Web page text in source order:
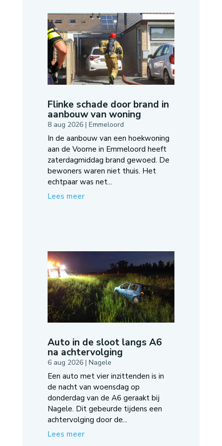
Flinke schade door brand in
aanbouw van woning
8 aug 2026| Emmeloord
In de aanbouw van een hoekwoning
aan de Voorne in Emmeloord heeft
zaterdagmiddag brand gewoed. De
bewoners waren niet thuis. Het
echtpaar was net...
Lees meer
Auto in de sloot langs A6
na achtervolging
6 aug 2026| Nagele
Een auto met vier inzittenden is in
de nacht van woensdag op
donderdag van de A6 geraakt bij
Nagele. Dit gebeurde tijdens een
achtervolging door de...
Lees meer